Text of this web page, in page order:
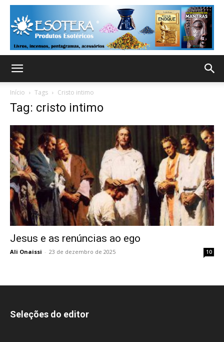
Início Tags Cristo intimo
Tag: cristo intimo
Jesus e as renúncias ao ego
Ali Onaissi - 23 de dezembro de 2025 10
Seleções do editor